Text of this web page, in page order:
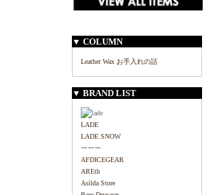
▼ COLUMN
Leather Wax お手入れの話
▼ BRAND LIST
LADE
LADE SNOW
ーーー
AFDICEGEAR
AREth
Asilda Store